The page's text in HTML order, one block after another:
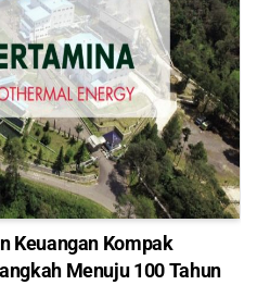
Keuangan Kompak
Menuju 100 Tahun